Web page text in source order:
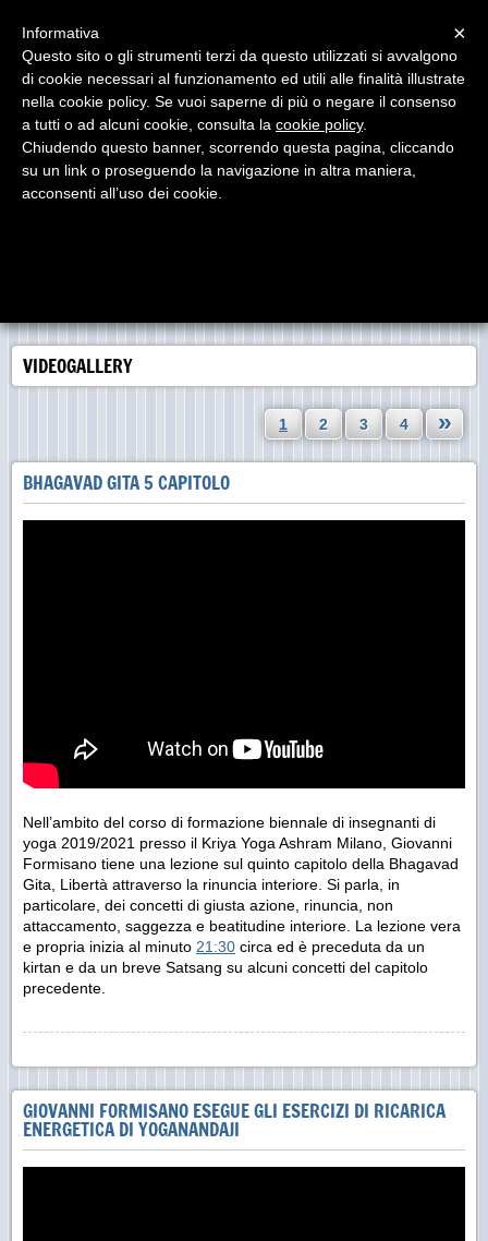
Kriya Yoga Ashram ®
Kriya Yoga integrale per il ricercatore spirituale dei
nostri tempi
VIDEOGALLERY
1 2 3 4 »
BHAGAVAD GITA 5 CAPITOLO
Nell’ambito del corso di formazione biennale di insegnanti di
yoga 2019/2021 presso il Kriya Yoga Ashram Milano, Giovanni
Formisano tiene una lezione sul quinto capitolo della Bhagavad
Gita, Libertà attraverso la rinuncia interiore. Si parla, in
particolare, dei concetti di giusta azione, rinuncia, non
attaccamento, saggezza e beatitudine interiore. La lezione vera
e propria inizia al minuto 21:30 circa ed è preceduta da un
kirtan e da un breve Satsang su alcuni concetti del capitolo
precedente.
GIOVANNI FORMISANO ESEGUE GLI ESERCIZI DI RICARICA
ENERGETICA DI YOGANANDAJI
×
Informativa
Questo sito o gli strumenti terzi da questo utilizzati si avvalgono
di cookie necessari al funzionamento ed utili alle finalità illustrate
nella cookie policy. Se vuoi saperne di più o negare il consenso
a tutti o ad alcuni cookie, consulta la cookie policy.
Chiudendo questo banner, scorrendo questa pagina, cliccando
su un link o proseguendo la navigazione in altra maniera,
acconsenti all’uso dei cookie.